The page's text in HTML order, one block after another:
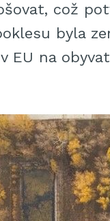
což
byla
EU na